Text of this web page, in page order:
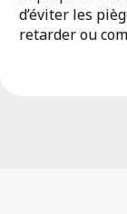
d’éviter les
retarder ou